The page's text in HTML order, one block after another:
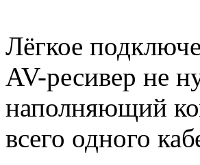
Лёгкое
AV-ресивер не
наполняющий
всего одного